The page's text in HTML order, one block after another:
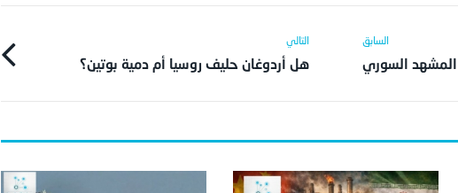
المشهد السوري هل أردوغان حليف روسيا أم دمية بوتين؟